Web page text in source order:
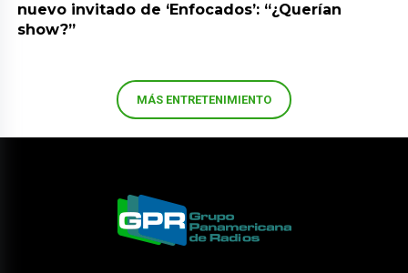
nuevo invitado de ‘Enfocados’: “¿Querían
show?”
MÁS ENTRETENIMIENTO